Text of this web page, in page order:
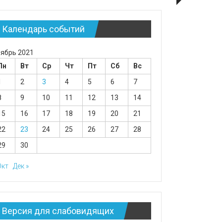
Календарь событий
2021
Вт Ср Чт Пт Сб
Вс
2 3 4 5 6
7
9 10 11 12 13
14
16 17 18 19 20
21
23 24 25 26 27
28
30
Дек »
Версия для слабовидящих